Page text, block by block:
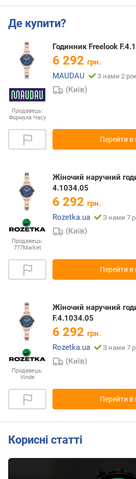
Де купити?
Продавець:
Формула Часу
Годинник Freelook
6 292 грн.
MAUDAU
З нами 2
(Київ)
Перейти в
Продавець:
777Market
Жіночий наручний
4.1034.05
6 292 грн.
Rozetka.ua
З нами 7
(Київ)
Перейти в
Продавець:
Vinde
Жіночий наручний
F.4.1034.05
6 292 грн.
Rozetka.ua
З нами 7
(Київ)
Перейти в
Корисні статті